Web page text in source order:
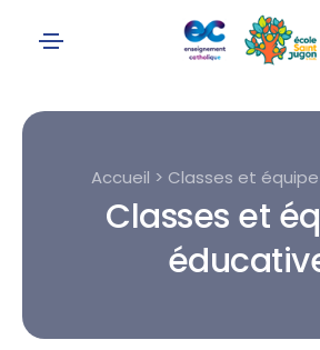
Accueil > Classes et
Classes et